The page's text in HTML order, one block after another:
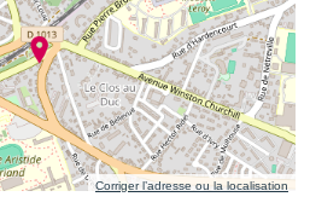
Corriger l’adresse ou la localisation